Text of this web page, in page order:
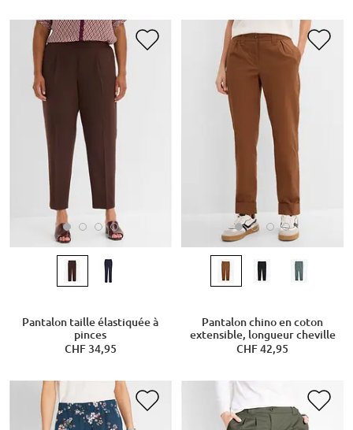
Pantalon taille élastiquée à
pinces
CHF 34,95
Pantalon chino en coton
extensible, longueur cheville
CHF 42,95